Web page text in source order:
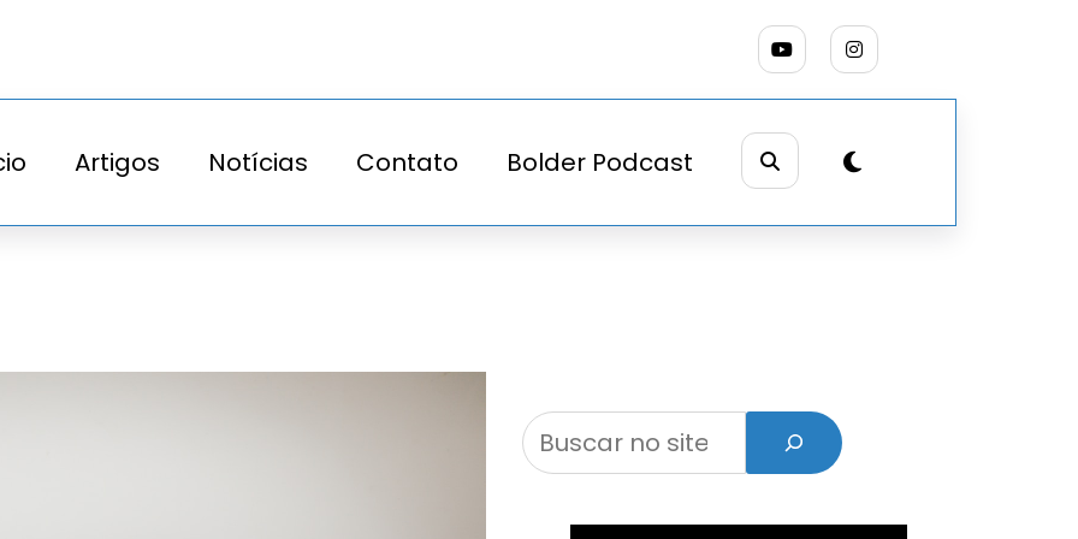
e Oportunidades no Exterior
Artigos Notícias Contato Bolder Podcast